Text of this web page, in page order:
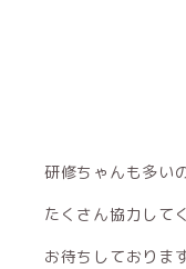
研修ちゃんも多い
たくさん協力して
お待ちしておりま